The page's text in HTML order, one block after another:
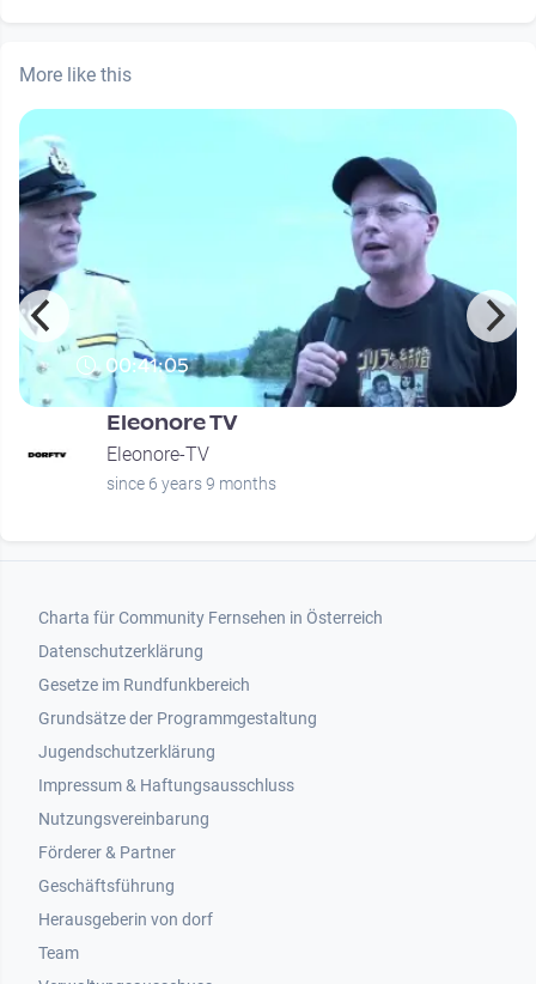
More like this
00:41:05
Eleonore TV
Eleonore-TV
since 6 years 9 months
Footer 1
Charta für Community Fernsehen in Österreich
Datenschutzerklärung
Gesetze im Rundfunkbereich
Grundsätze der Programmgestaltung
Jugendschutzerklärung
Impressum & Haftungsausschluss
Nutzungsvereinbarung
Footer 2
Förderer & Partner
Geschäftsführung
Herausgeberin von dorf
Team